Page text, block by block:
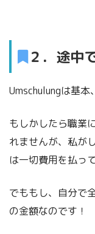
２．途中
Umschulungは基本
もしかしたら職業
れませんが、私が
は一切費用を払っ
でももし、自分で
の金額なのです！